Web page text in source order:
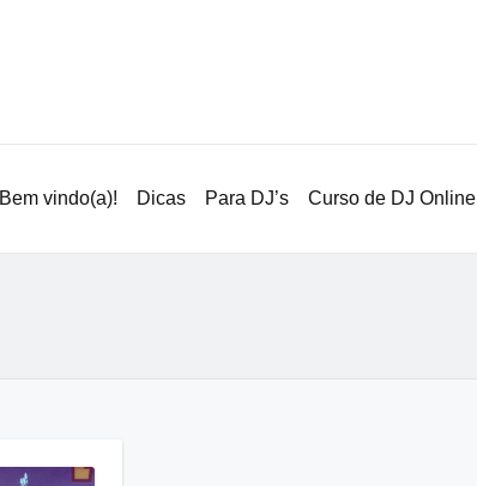
Bem vindo(a)! Dicas Para DJ’s Curso de DJ Online